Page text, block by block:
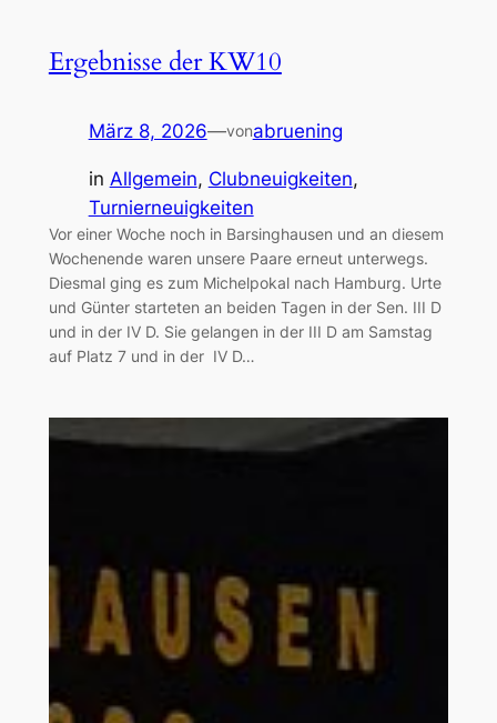
Ergebnisse der KW10
März 8, 2026—vonabruening
in Allgemein, Clubneuigkeiten
Turnierneuigkeiten
Vor einer Woche noch in Barsinghausen und an diesem
Wochenende waren unsere Paare erneut unterwegs.
Diesmal ging es zum Michelpokal nach Hamburg. Urte
und Günter starteten an beiden Tagen in der Sen. III D
und in der IV D. Sie gelangen in der III D am Samstag
auf Platz 7 und in der IV D…